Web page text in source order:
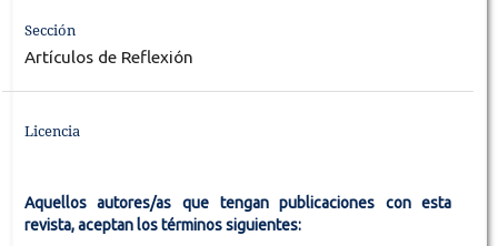
Sección
Artículos de Reflexión
Licencia
Aquellos autores/as que tengan publicaciones con esta
revista, aceptan los términos siguientes: